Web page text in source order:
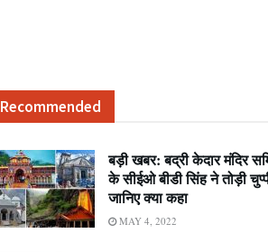
Recommended
बड़ी खबर: बद्री केदार मंदिर
के सीईओ बीडी सिंह ने तोड़ी
जानिए क्या कहा
MAY 4, 2022